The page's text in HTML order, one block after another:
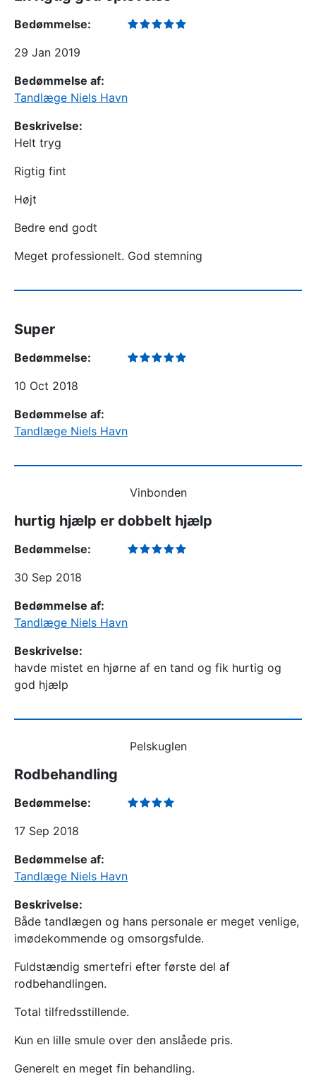
Bedømmelse:
29 Jan 2019
Bedømmelse af:
Tandlæge Niels Havn
Beskrivelse:
Helt tryg
Rigtig fint
Højt
Bedre end godt
Meget professionelt. God stemning
Super
Bedømmelse:
10 Oct 2018
Bedømmelse af:
Tandlæge Niels Havn
Vinbonden
hurtig hjælp er dobbelt hjælp
Bedømmelse:
30 Sep 2018
Bedømmelse af:
Tandlæge Niels Havn
Beskrivelse:
havde mistet en hjørne af en tand og fik hurtig og
god hjælp
Pelskuglen
Rodbehandling
Bedømmelse:
17 Sep 2018
Bedømmelse af:
Tandlæge Niels Havn
Beskrivelse:
Både tandlægen og hans personale er meget venlige,
imødekommende og omsorgsfulde.
Fuldstændig smertefri efter første del af
rodbehandlingen.
Total tilfredsstillende.
Kun en lille smule over den anslåede pris.
Generelt en meget fin behandling.